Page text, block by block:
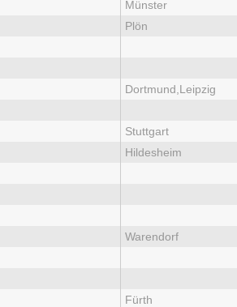
Münster
Plön
Dortmund,Leipzig
Stuttgart
Hildesheim
Warendorf
Fürth